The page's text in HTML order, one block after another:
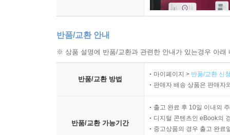
반품/교환 안내
※ 상품 설명에 반품/교환과 관련한 안내가 있는경우 아
반품/교환 방법
마이페이지 > 반품/교환 신
판매자 배송 상품은 판매자
반품/교환 가능기간
출고 완료 후 10일 이내의
디지털 콘텐츠인 eBook의
중고상품의 경우 출고 완료